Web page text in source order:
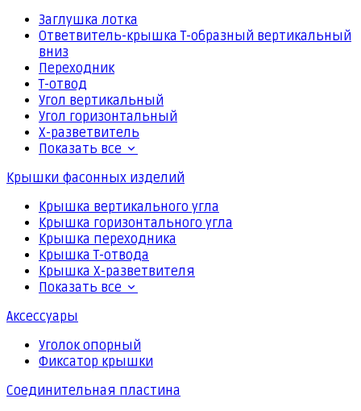
Заглушка лотка
Ответвитель-крышка Т-образный вертикальный
вниз
Переходник
Т-отвод
Угол вертикальный
Угол горизонтальный
Х-разветвитель
Показать все
Крышки фасонных изделий
Крышка вертикального угла
Крышка горизонтального угла
Крышка переходника
Крышка Т-отвода
Крышка Х-разветвителя
Показать все
Аксессуары
Уголок опорный
Фиксатор крышки
Соединительная пластина